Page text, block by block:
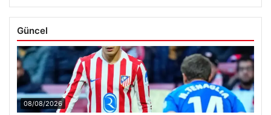
Güncel
08/08/2026